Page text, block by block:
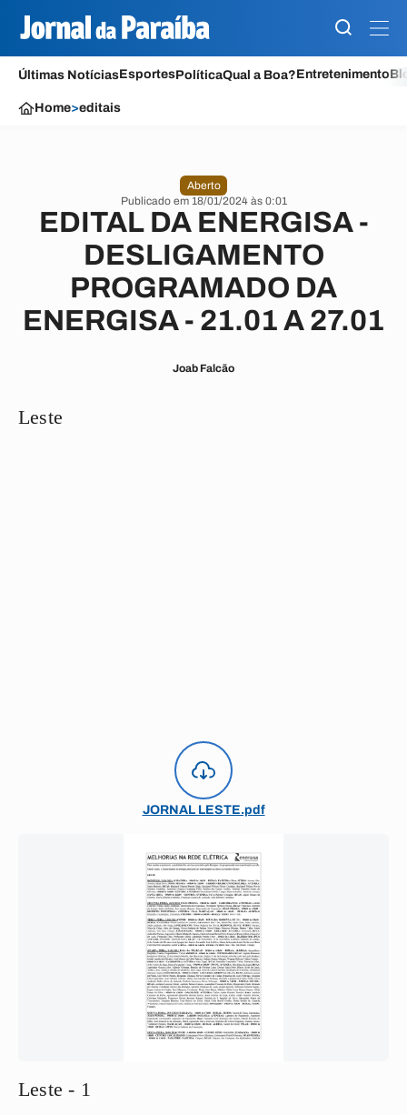
Últimas NotíciasEsportesPolíticaQual a Boa?Entretenimento
Home>editais
Aberto
Publicado em 18/01/2024 às 0:01
EDITAL DA ENERGISA -
DESLIGAMENTO
PROGRAMADO DA
ENERGISA - 21.01 A 27.01
Joab Falcão
Leste
JORNAL LESTE.pdf
Leste - 1